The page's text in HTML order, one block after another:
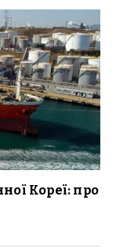
Кореї: про